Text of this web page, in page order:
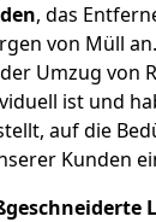
, das
von Müll
Umzug von
ist und
auf die
Kunden